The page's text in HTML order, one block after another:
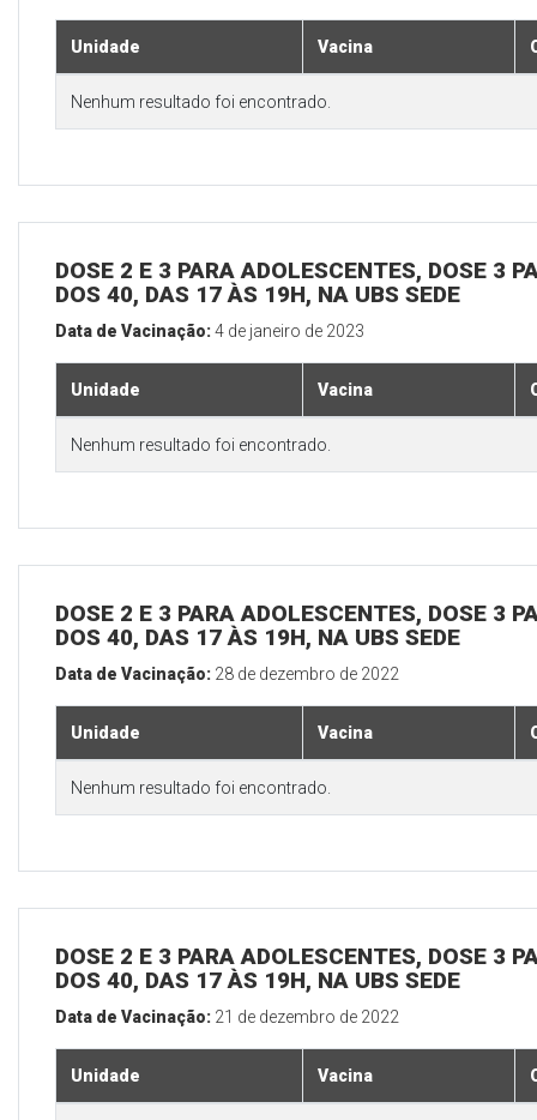
Unidade Vacina
Nenhum resultado foi encontrado.
DOSE 2 E 3 PARA ADOLESCENTES, DOSE 3
DOS 40, DAS 17 ÀS 19H, NA UBS SEDE
Data de Vacinação:4 de janeiro de 2023
Unidade Vacina
Nenhum resultado foi encontrado.
DOSE 2 E 3 PARA ADOLESCENTES, DOSE 3
DOS 40, DAS 17 ÀS 19H, NA UBS SEDE
Data de Vacinação: 28 de dezembro de 2022
Unidade Vacina
Nenhum resultado foi encontrado.
DOSE 2 E 3 PARA ADOLESCENTES, DOSE 3
DOS 40, DAS 17 ÀS 19H, NA UBS SEDE
Data de Vacinação: 21 de dezembro de 2022
Unidade Vacina